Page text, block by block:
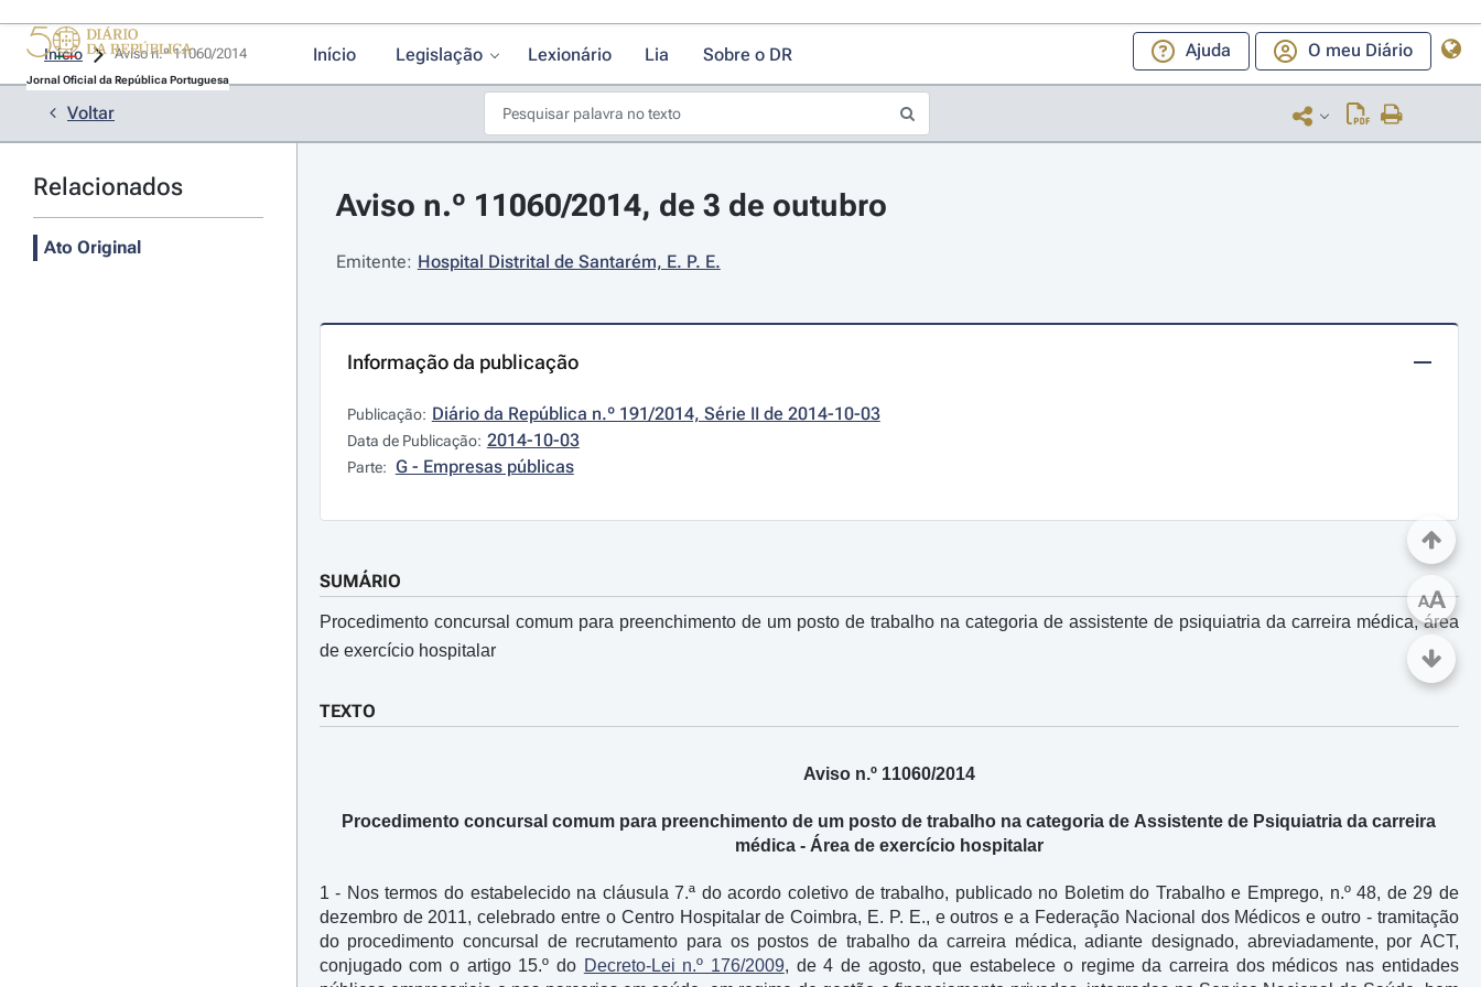
Jornal Oficial da República Portuguesa
Início Legislação Lexionário Lia Sobre o DR Ajuda O meu Diário
Início
Voltar
Relacionados
Ato Original
Aviso n.º 11060/2014, de 3 de outubro
Emitente: Hospital Distrital de Santarém, E. P. E.
Informação da publicação
Publicação: Diário da República n.º 191/2014, Série II de 2014-10-03
Data de Publicação: 2014-10-03
Parte: G - Empresas públicas
SUMÁRIO
Procedimento concursal comum para preenchimento de um posto de trabalho na categoria de assistente de psiquiatria da carreira médica, área
de exercício hospitalar
TEXTO
Aviso n.º 11060/2014
Procedimento concursal comum para preenchimento de um posto de trabalho na categoria de Assistente de Psiquiatria da carreira
médica - Área de exercício hospitalar
1 - Nos termos do estabelecido na cláusula 7.ª do acordo coletivo de trabalho, publicado no Boletim do Trabalho e Emprego, n.º 48, de 29 de
dezembro de 2011, celebrado entre o Centro Hospitalar de Coimbra, E. P. E., e outros e a Federação Nacional dos Médicos e outro - tramitação
do procedimento concursal de recrutamento para os postos de trabalho da carreira médica, adiante designado, abreviadamente, por ACT,
conjugado com o artigo 15.º do Decreto-Lei n.º 176/2009, de 4 de agosto, que estabelece o regime da carreira dos médicos nas entidades
AA